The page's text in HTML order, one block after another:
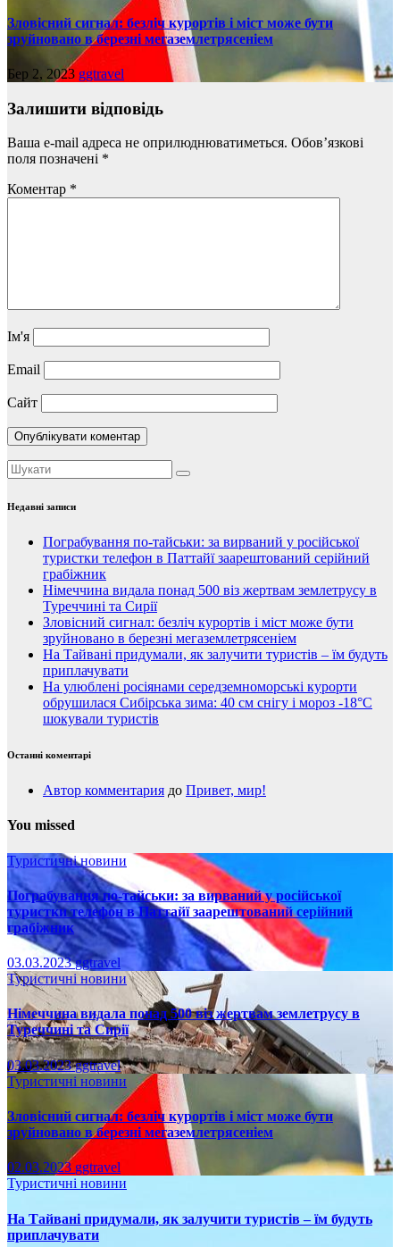
Зловісний сигнал: безліч курортів і міст може бути
зруйновано в березні мегаземлетрясеніем
Бер 2, 2023 ggtravel
Залишити відповідь
Ваша e-mail адреса не оприлюднюватиметься. Обов’язкові
поля позначені *
Коментар *
Ім'я
Email
Сайт
Недавні записи
Пограбування по-тайськи: за вирваний у російської
туристки телефон в Паттайї заарештований серійний
грабіжник
Німеччина видала понад 500 віз жертвам землетрусу в
Туреччині та Сирії
Зловісний сигнал: безліч курортів і міст може бути
зруйновано в березні мегаземлетрясеніем
На Тайвані придумали, як залучити туристів – їм будуть
приплачувати
На улюблені росіянами середземноморські курорти
обрушилася Сибірська зима: 40 см снігу і мороз -18°C
шокували туристів
Останні коментарі
Автор комментария до Привет, мир!
You missed
Туристичні новини
Пограбування по-тайськи: за вирваний у російської
туристки телефон в Паттайї заарештований серійний
грабіжник
03.03.2023ggtravel
Туристичні новини
Німеччина видала понад 500 віз жертвам землетрусу в
Туреччині та Сирії
03.03.2023ggtravel
Туристичні новини
Зловісний сигнал: безліч курортів і міст може бути
зруйновано в березні мегаземлетрясеніем
02.03.2023 ggtravel
Туристичні новини
На Тайвані придумали, як залучити туристів – їм будуть
приплачувати